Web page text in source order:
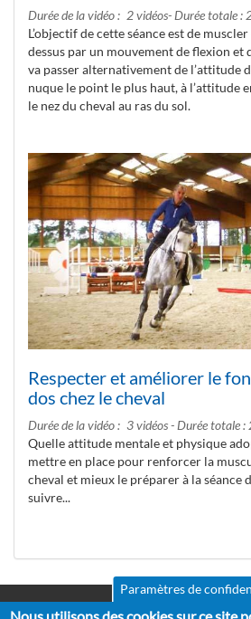
Durée de la vidéo
2 vidéos- Durée totale :
L’objectif de cette séance est de
dessus par un mouvement de flexion et
va passer alternativement de l’attitude
nuque le point le plus haut, à l’attitude
le nez du cheval au ras du sol.
Respecter et améliorer le
dos chez le cheval
Durée de la vidéo
3 vidéos - Durée totale
Quelle attitude mentale et physique
mettre en place pour renforcer la
cheval et mieux le préparer à la séance
suivre...
Paramètres de